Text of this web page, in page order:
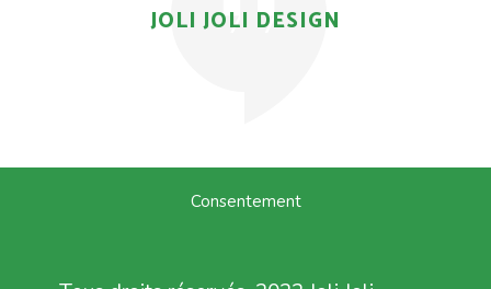
JOLI JOLI DESIGN
Consentement